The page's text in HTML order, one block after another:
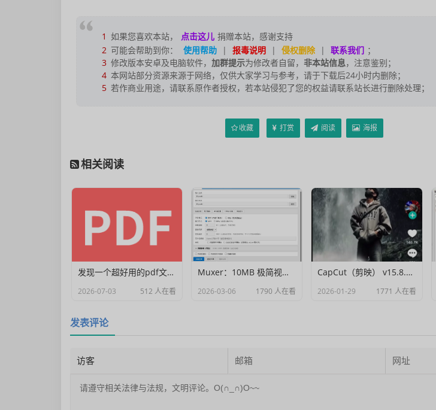
1 如果您喜欢本站， 点击这儿 捐赠本站，感谢支持
2 可能会帮助到你： 使用帮助 | 报毒说明 | 侵权删除 | 联系我们 ；
3 修改版本安卓及电脑软件， 加群提示为修改者自留， 非本站信息，注意鉴别；
4 本网站部分资源来源于网络，仅供大家学习与参考，请于下载后24小时内删除；
5 若作商业用途，请联系原作者授权，若本站侵犯了您的权益请联系站长进行删除处理；
收藏 打赏 阅读 海报
相关阅读
发现一个超好用的pdf文档编辑器
2026-07-03 512 人在看
Muxer：10MB 极简视频字幕批量封装工具 (单文件/绿色版)
2026-03-06 1790 人在看
CapCut（剪映） v15.8.0 国际高级会员解锁破解版
2026-01-29 1771 人在看
发表评论